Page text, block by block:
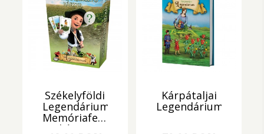
Székelyföldi
Legendárium:
Memóriafejlesztő
kártya
Kárpátaljai
Legendárium